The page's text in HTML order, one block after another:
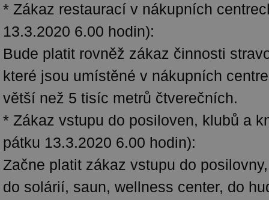
* Zákaz restaurací v nákupních
13.3.2020 6.00 hodin):
Bude platit rovněž zákaz činnosti
které jsou umístěné v nákupních
větší než 5 tisíc metrů čtverečních.
* Zákaz vstupu do posiloven, klubů a
pátku 13.3.2020 6.00 hodin):
Začne platit zákaz vstupu do
do solárií, saun, wellness center, do